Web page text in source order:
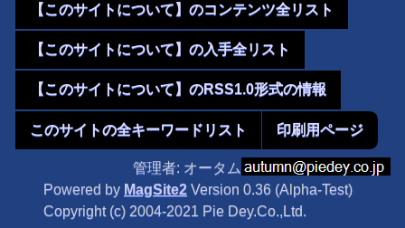
【このサイトについて】のコンテンツ全リスト
【このサイトについて】の入手全リスト
【このサイトについて】のRSS1.0形式の情報
このサイトの全キーワードリスト 印刷用ページ
管理者: オータム
Powered by MagSite2 Version 0.36 (Alpha-Test)
Copyright (c) 2004-2021 Pie Dey.Co.,Ltd.